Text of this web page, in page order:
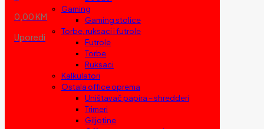
0,00 KM
Uporedi
Gaming
Gaming stolice
Torbe, ruksaci i futrole
Futrole
Torbe
Ruksaci
Kalkulatori
Ostala office oprema
Uništavač papira – shredderi
Trimeri
Giljotine